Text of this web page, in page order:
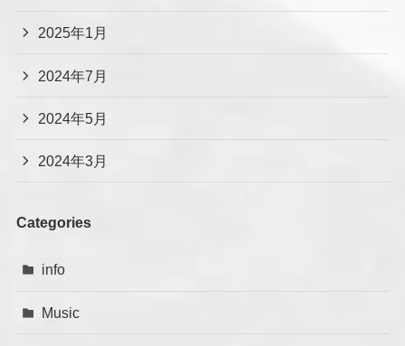
2025年1月
2024年7月
2024年5月
2024年3月
Categories
info
Music